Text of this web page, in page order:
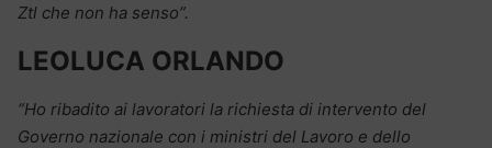
Ztl che non ha senso”.
LEOLUCA ORLANDO
“Ho ribadito ai lavoratori la richiesta di intervento del
Governo nazionale con i ministri del Lavoro e dello